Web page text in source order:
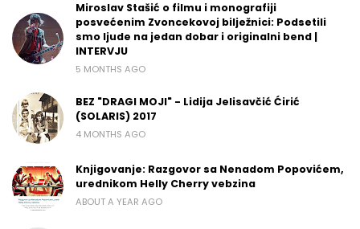
Miroslav Stašić o filmu i monografiji
posvećenim Zvoncekovoj bilježnici: Podsetili
smo ljude na jedan dobar i originalni bend |
INTERVJU
5 MONTHS AGO
BEZ "DRAGI MOJI" - Lidija Jelisavčić Ćirić
(SOLARIS) 2017
4 MONTHS AGO
Knjigovanje: Razgovor sa Nenadom Popovićem,
urednikom Helly Cherry vebzina
ABOUT A YEAR AGO